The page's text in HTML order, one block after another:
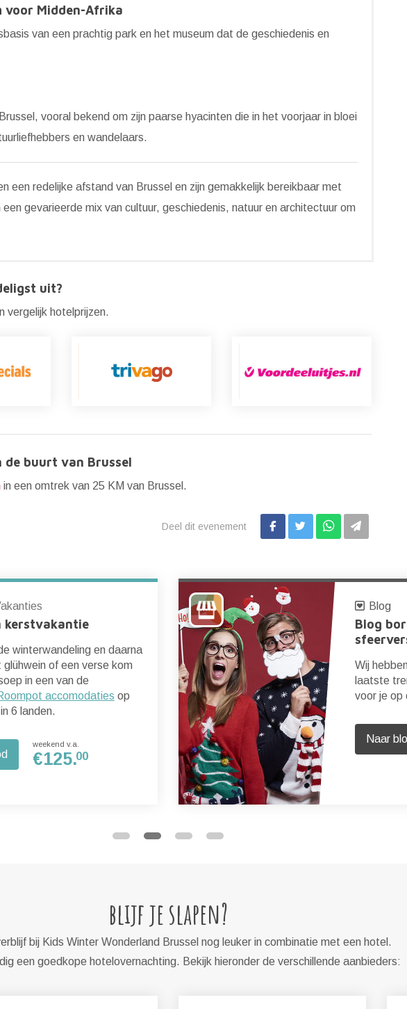
voor Midden-Afrika
van een prachtig park en het museum dat de geschiedenis en
vooral bekend om zijn paarse hyacinten die in het voorjaar in bloei
en wandelaars.
een redelijke afstand van Brussel en zijn gemakkelijk bereikbaar met
gevarieerde mix van cultuur, geschiedenis, natuur en architectuur om
uit?
vergelijk hotelprijzen.
de buurt van Brussel
in een omtrek van 25 KM van Brussel.
Deel dit evenement
kerstvakantie
winterwandeling en daarna
of een verse kom
in een van de
accomodaties op
6 landen.
weekend v.a.
€125.00
Blog
Blog
Wij
laatste
voor je op
Naar
blijf je slapen?
bij Kids Winter Wonderland Brussel nog leuker in combinatie met een hotel.
een goedkope hotelovernachting. Bekijk hieronder de verschillende aanbieders: